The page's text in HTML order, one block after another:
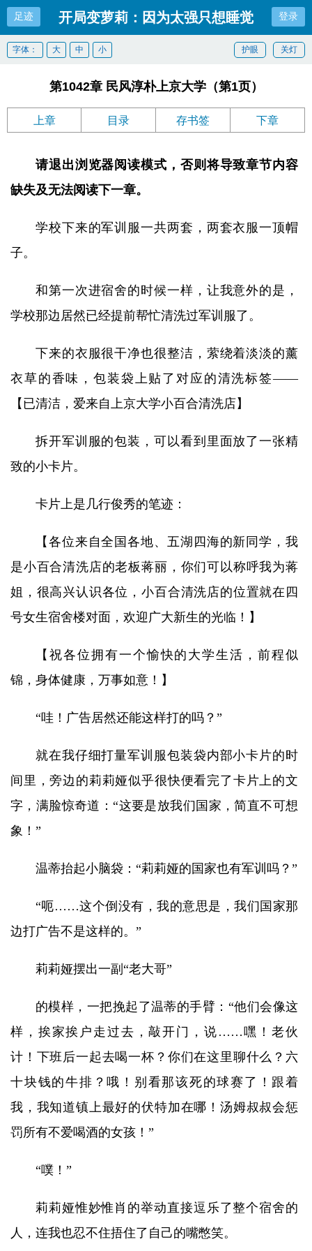
足迹 开局变萝莉：因为太强只想睡觉 登录
关灯
护眼
字体： 大 中 小
第1042章 民风淳朴上京大学（第1页）
上章 目录 存书签 下章
请退出浏览器阅读模式，否则将导致章节内容
缺失及无法阅读下一章。
学校下来的军训服一共两套，两套衣服一顶帽
子。
和第一次进宿舍的时候一样，让我意外的是，
学校那边居然已经提前帮忙清洗过军训服了。
下来的衣服很干净也很整洁，萦绕着淡淡的薰
衣草的香味，包装袋上贴了对应的清洗标签——
【已清洁，爱来自上京大学小百合清洗店】
拆开军训服的包装，可以看到里面放了一张精
致的小卡片。
卡片上是几行俊秀的笔迹：
【各位来自全国各地、五湖四海的新同学，我
是小百合清洗店的老板蒋丽，你们可以称呼我为蒋
姐，很高兴认识各位，小百合清洗店的位置就在四
号女生宿舍楼对面，欢迎广大新生的光临！】
【祝各位拥有一个愉快的大学生活，前程似
锦，身体健康，万事如意！】
“哇！广告居然还能这样打的吗？”
就在我仔细打量军训服包装袋内部小卡片的时
间里，旁边的莉莉娅似乎很快便看完了卡片上的文
字，满脸惊奇道：“这要是放我们国家，简直不可想
象！”
温蒂抬起小脑袋：“莉莉娅的国家也有军训吗？”
“呃……这个倒没有，我的意思是，我们国家那
边打广告不是这样的。”
莉莉娅摆出一副“老大哥”
的模样，一把挽起了温蒂的手臂：“他们会像这
样，挨家挨户走过去，敲开门，说……嘿！老伙
计！下班后一起去喝一杯？你们在这里聊什么？六
十块钱的牛排？哦！别看那该死的球赛了！跟着
我，我知道镇上最好的伏特加在哪！汤姆叔叔会惩
罚所有不爱喝酒的女孩！”
“噗！”
莉莉娅惟妙惟肖的举动直接逗乐了整个宿舍的
人，连我也忍不住捂住了自己的嘴憋笑。